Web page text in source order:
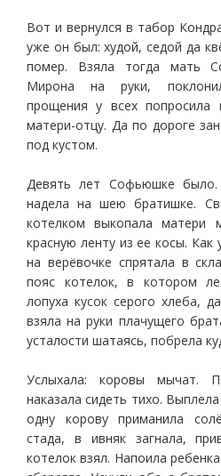
Вот и вернулся в табор
уже он был: худой, седой да
помер. Взяла тогда мать
Мирона на руки,
прощения у всех
матери-отцу. Да по дороге
под кустом.
Девять лет Софьюшке
надела на шею братишке.
котелком выкопала матери
красную ленту из ее косы.
на верёвочке спрятала в
пояс котелок, в котором
лопуха кусок серого хлеба,
взяла на руки плачущего
усталости шатаясь, побрела
Услыхала: коровы мычат.
наказала сидеть тихо.
одну корову приманила
стада, в ивняк загнала,
котелок взял. Напоила